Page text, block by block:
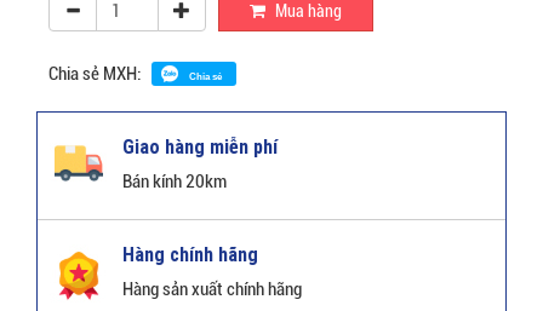
Mua hàng
Chia sẻ MXH: Chia sẻ
Giao hàng miễn phí
Bán kính 20km
Hàng chính hãng
Hàng sản xuất chính hãng